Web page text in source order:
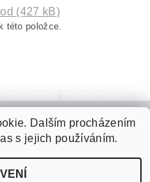
(427 kB)
této položce.
| Kari sítě | Jímky na vodu
| Tepelné izolace
Dalším procházením
s jejich používáním.